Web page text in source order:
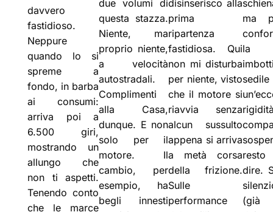
davvero
fastidioso.
Neppure
quando lo si
spreme a
fondo, in barba
ai consumi:
arriva poi a
6.500 giri,
mostrando un
allungo che
non ti aspetti.
Tenendo conto
che le marce
due volumi di
questa stazza.
Niente, ma
proprio niente,
a velocità
autostradali.
Complimenti
alla Casa,
dunque. E non
solo per il
motore. Il
cambio, per
esempio, ha
begli innesti
disinserisco alla
prima
ripartenza
fastidiosa. Qui
non mi disturba
per niente, visto
che il motore si
riavvia senza
alcun sussulto
appena si arriva
a metà corsa
della frizione.
Sulle
performance
ma
la
dire.
(già